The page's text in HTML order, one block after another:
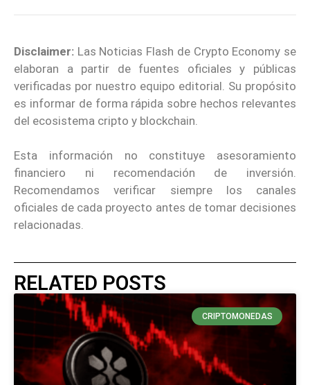
Disclaimer: Las Noticias Flash de Crypto Economy se
elaboran a partir de fuentes oficiales y públicas
verificadas por nuestro equipo editorial. Su propósito
es informar de forma rápida sobre hechos relevantes
del ecosistema cripto y blockchain.
Esta información no constituye asesoramiento
financiero ni recomendación de inversión.
Recomendamos verificar siempre los canales
oficiales de cada proyecto antes de tomar decisiones
relacionadas.
RELATED POSTS
CRIPTOMONEDAS